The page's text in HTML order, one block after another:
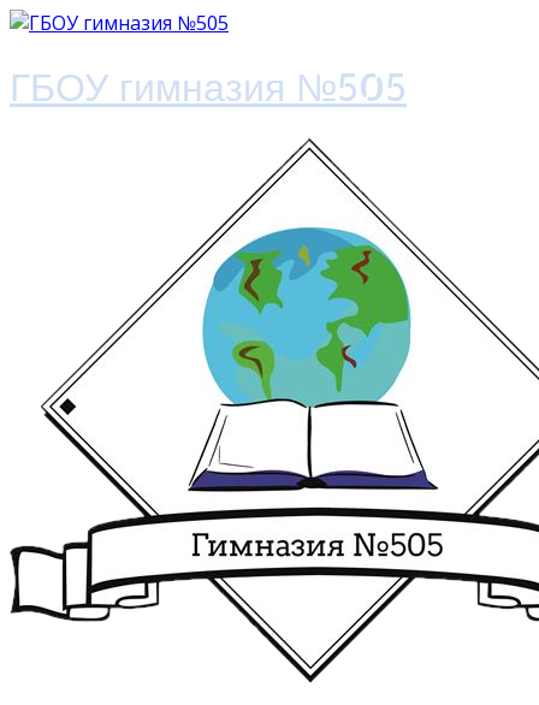
ГБОУ гимназия №505